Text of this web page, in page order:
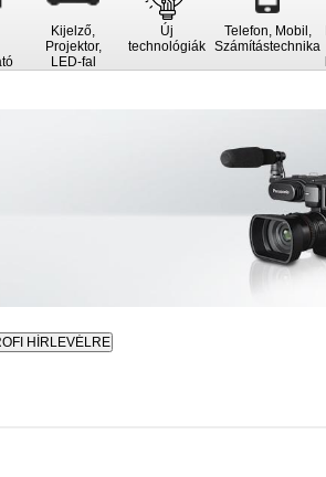
Kijelző,
Projektor,
LED-fal
Új
technológiák
Telefon, Mobil,
Számítástechnika